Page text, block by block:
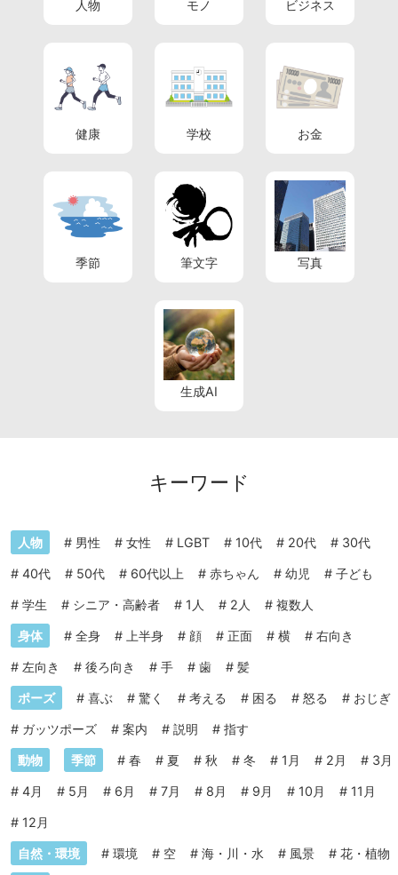
人物 モノ ビジネス
健康 学校 お金
季節 筆文字 写真
生成AI
キーワード
人物 # 男性 # 女性 # LGBT # 10代 # 20代 # 30代
# 40代 # 50代 # 60代以上 # 赤ちゃん # 幼児 # 子ども
# 学生 # シニア・高齢者 # 1人 # 2人 # 複数人
身体 # 全身 # 上半身 # 顔 # 正面 # 横 # 右向き
# 左向き # 後ろ向き # 手 # 歯 # 髪
ポーズ # 喜ぶ # 驚く # 考える # 困る # 怒る # おじぎ
# ガッツポーズ # 案内 # 説明 # 指す
動物 季節 # 春 # 夏 # 秋 # 冬 # 1月 # 2月 # 3月
# 4月 # 5月 # 6月 # 7月 # 8月 # 9月 # 10月 # 11月
# 12月
自然・環境 # 環境 # 空 # 海・川・水 # 風景 # 花・植物